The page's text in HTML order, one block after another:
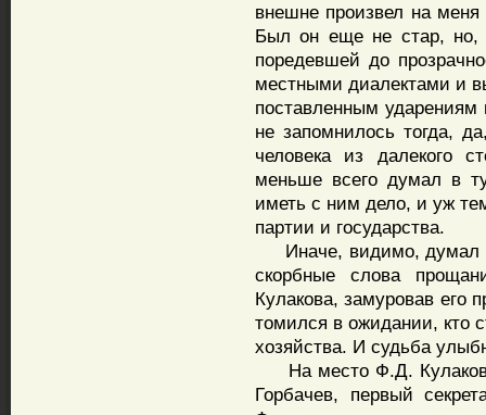
внешне произвел на меня
Был он еще не стар, но,
поредевшей до
местными диалектами и
поставленным
не запомнилось тогда,
человека из далекого
меньше всего думал в
иметь с ним дело, и уж
партии и государства.
Иначе, видимо, думал
скорбные слова
Кулакова, замуровав его
томился в ожидании, кто
хозяйства. И судьба
На место Ф.Д.
Горбачев, первый